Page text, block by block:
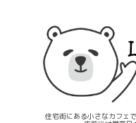
住宅街にある小さなカフェ